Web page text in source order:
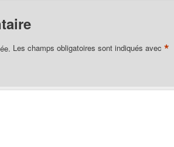
Les champs obligatoires sont indiqués avec *